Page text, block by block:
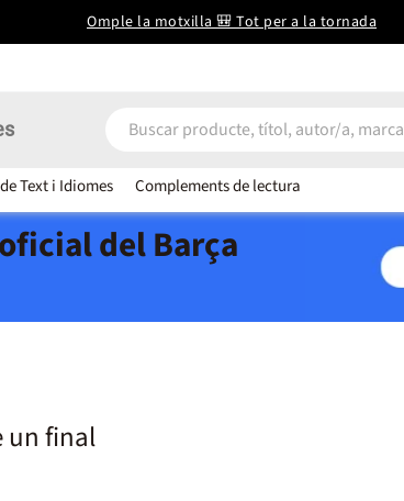
Omple la motxilla 🎒 Tot per a la tornada
Text i Idiomes Complements de lectura
del Barça
un final